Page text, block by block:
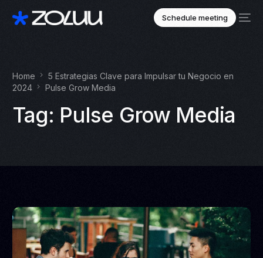
Schedule meeting
Home
5 Estrategias Clave para Impulsar tu Negocio en
2024
Pulse Grow Media
Tag: Pulse Grow Media